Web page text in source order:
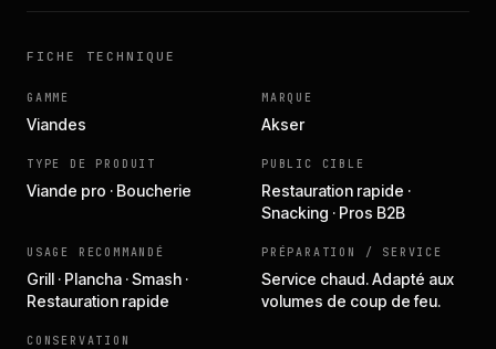
FICHE TECHNIQUE
GAMME
Viandes
MARQUE
Akser
TYPE DE PRODUIT
Viande pro · Boucherie
PUBLIC CIBLE
Restauration rapide ·
Snacking · Pros B2B
USAGE RECOMMANDÉ
Grill · Plancha · Smash ·
Restauration rapide
PRÉPARATION / SERVICE
Service chaud. Adapté aux
volumes de coup de feu.
CONSERVATION